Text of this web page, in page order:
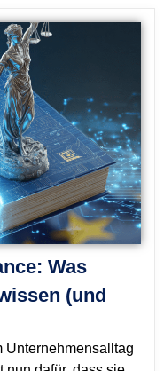
Was
(und
Unternehmensalltag